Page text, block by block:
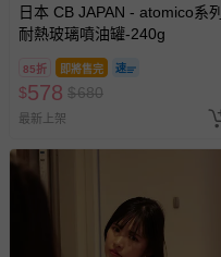
日本 CB JAPAN - atomico系列
耐熱玻璃噴油罐-240g
85折 即將售完
$578 $680
最新上架